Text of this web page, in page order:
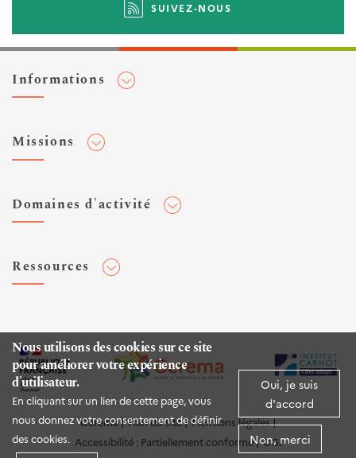
Nous utilisons des cookies sur ce site
pour améliorer votre expérience
d'utilisateur.
En cliquant sur un lien de cette page, vous
nous donnez votre consentement de définir
des cookies.
Oui, je suis
d'accord
Non, merci
SUIVEZ-NOUS
Informations
Flux RSS
Veilles et newsletters
Expertises Territoires
Espace presse
Missions
Normalisation
Domaines d'activité
Infrastructures de transport
Environnement et risques
Mer et littoral
Ressources
Rapports d'étude
Publications HAL
Documentation routière (DTRF)
Logiciels & apps
Sites web
Cerema Plan du site
Mentions légales
Accessibilité : Partiellement conforme
CGI